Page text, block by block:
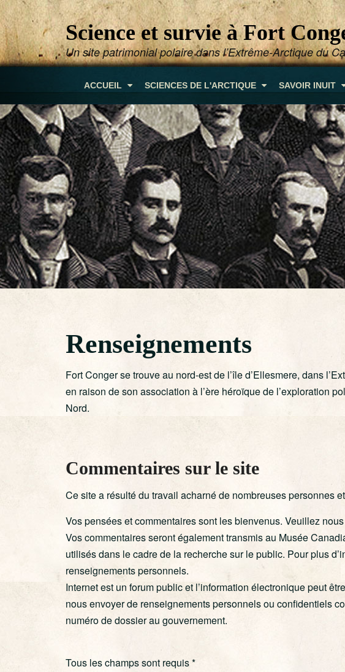
Science et survie à Fort
Un site patrimonial polaire dans l’Extrême-Arctique du
ACCUEIL SCIENCES DE L'ARCTIQUE SAVOIR INUIT
Renseignements
Fort Conger se trouve au nord-est de l’île d’Ellesmere, dans
en raison de son association à l’ère héroïque de l’exploration
Nord.
Commentaires sur le site
Ce site a résulté du travail acharné de nombreuses personnes
Vos pensées et commentaires sont les bienvenus. Veuillez
Vos commentaires seront également transmis au Musée
utilisés dans le cadre de la recherche sur le public. Pour plus
renseignements personnels.
Internet est un forum public et l’information électronique peut
nous envoyer de renseignements personnels ou confidentiels
numéro de dossier au gouvernement.
Tous les champs sont requis *